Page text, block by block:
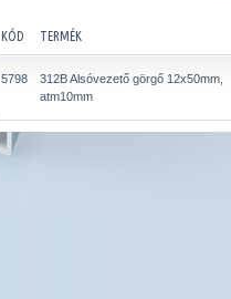
KÓD TERMÉK
5798
312B Alsóvezető görgő 12x50mm,
atm10mm